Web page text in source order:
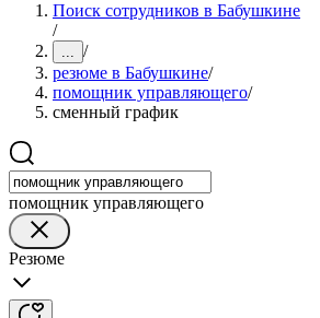
Поиск сотрудников в Бабушкине
/
... /
резюме в Бабушкине/
помощник управляющего/
сменный график
помощник управляющего
Резюме